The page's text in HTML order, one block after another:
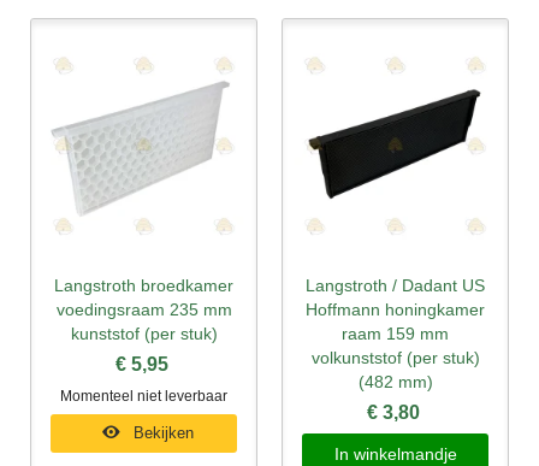
Langstroth broedkamer
voedingsraam 235 mm
kunststof (per stuk)
€ 5,95
Momenteel niet leverbaar
Bekijken
Langstroth / Dadant US
Hoffmann honingkamer
raam 159 mm
volkunststof (per stuk)
(482 mm)
€ 3,80
In winkelmandje